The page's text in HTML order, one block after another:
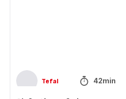
Tefal 42min